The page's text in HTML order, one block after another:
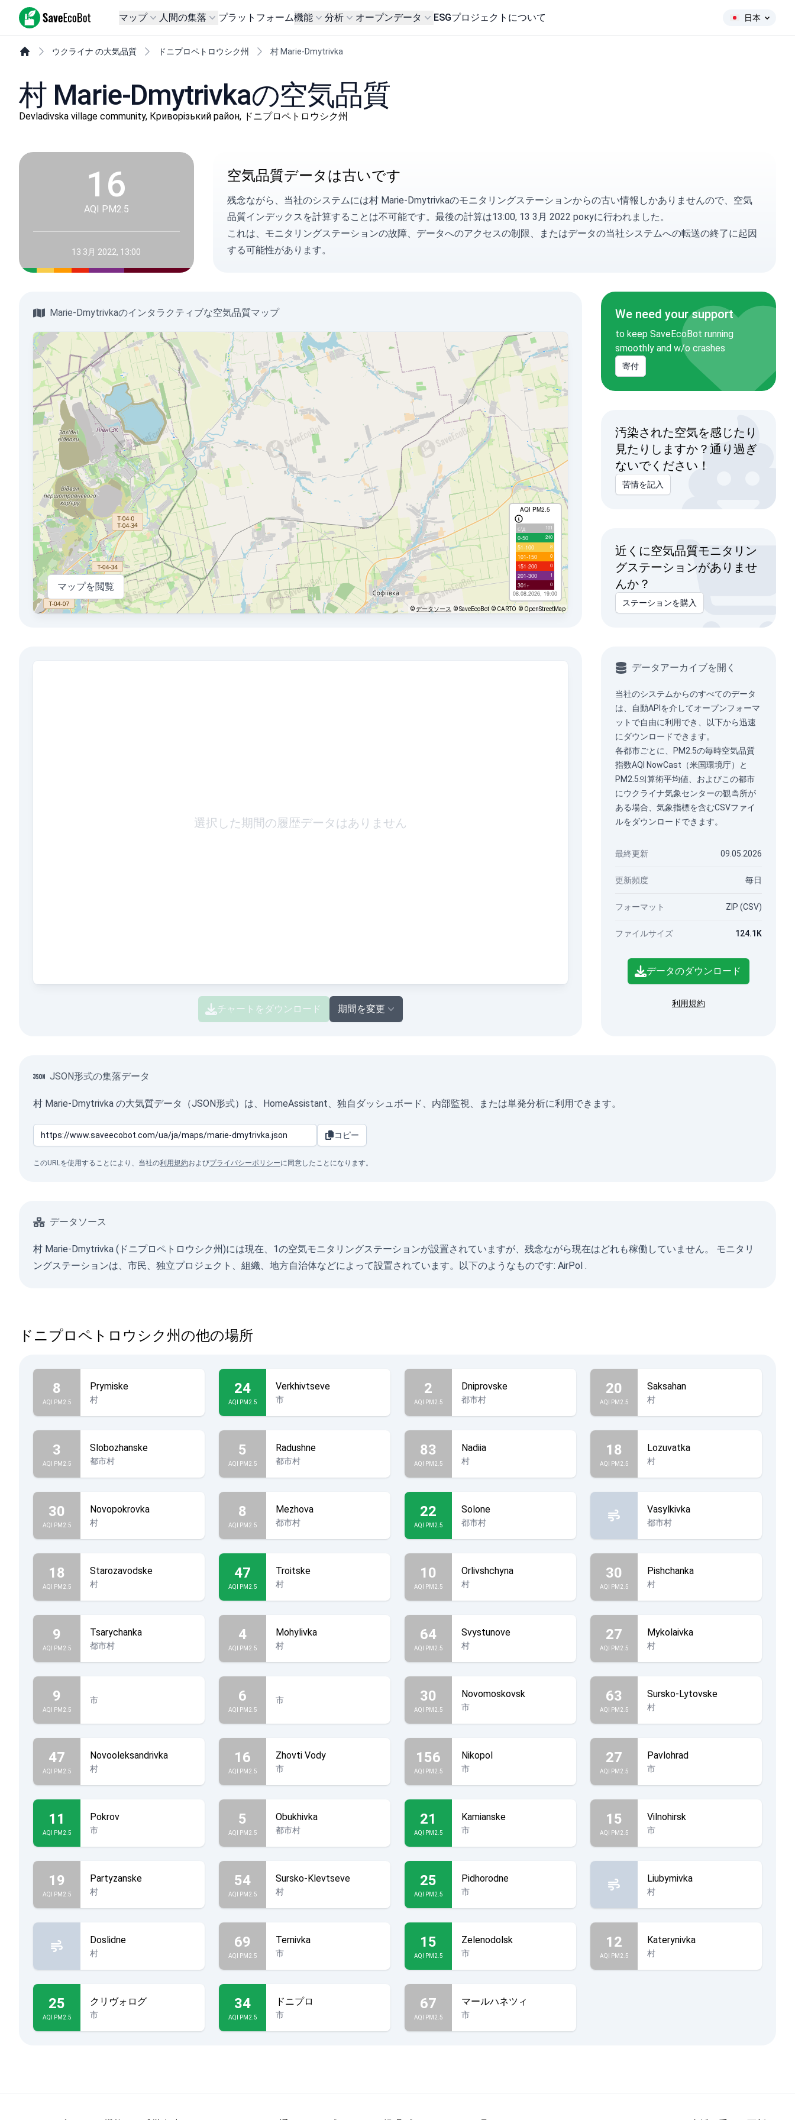
SaveEcoBot マップ 人間の集落 プラットフォーム機能 分析 オープンデータ ESGプロジェクトについて 日本
ウクライナ の大気品質 ドニプロペトロウシク州 村 Marie-Dmytrivka
村 Marie-Dmytrivkaの空気品質
Devladivska village community, Криворізький район, ドニプロペトロウシク州
16
AQI PM2.5
13 3月 2022, 13:00
空気品質データは古いです
残念ながら、当社のシステムには村 Marie-Dmytrivkaのモニタリングステーションからの古い情報しかありませんので、空気
品質インデックスを計算することは不可能です。最後の計算は13:00, 13 3月 2022 рокуに行われました。
これは、モニタリングステーションの故障、データへのアクセスの制限、またはデータの当社システムへの転送の終了に起因
する可能性があります。
Marie-Dmytrivkaのインタラクティブな空気品質マップ
AQI PM2.5
с/д 101
0-50 240
51-100 8
101-150 0
151-200 0
201-300 1
301+ 0
08.08.2026, 19:00
マップを閲覧
©データソース © SaveEcoBot © CARTO © OpenStreetMap
We need your support
to keep SaveEcoBot running
smoothly and w/o crashes
寄付
汚染された空気を感じたり
見たりしますか？通り過ぎ
ないでください！
苦情を記入
近くに空気品質モニタリン
グステーションがありませ
んか？
ステーションを購入
選択した期間の履歴データはありません
チャートをダウンロード 期間を変更
データアーカイブを開く
当社のシステムからのすべてのデータ
は、
自動API を介してオープンフォーマ
ットで自由に利用でき、以下から迅速
にダウンロードできます。
各都市ごとに、PM2.5の毎時空気品質
指数AQI NowCast（米国環境庁）と
PM2.5의算術平均値、およびこの都市
にウクライナ気象センターの観측所が
ある場合、気象指標を含むCSVファイ
ルをダウンロードできます。
最終更新 09.05.2026
更新頻度 毎日
フォーマット ZIP (CSV)
ファイルサイズ 124.1K
データのダウンロード
利用規約
JSON形式の集落データ
村 Marie-Dmytrivka の大気質データ（JSON形式）は、HomeAssistant、独自ダッシュボード、内部監視、または単発分析に利用できます。
コピー
このURLを使用することにより、当社の利用規約およびプライバシーポリシーに同意したことになります。
データソース
村 Marie-Dmytrivka (ドニプロペトロウシク州)には現在、1の空気モニタリングステーションが設置されていますが、残念ながら現在はどれも稼働していません。 モニタリ
ングステーションは、市民、独立プロジェクト、組織、地方自治体などによって設置されています。以下のようなものです: AirPol .
ドニプロペトロウシク州の他の場所
8
AQI PM2.5
Prymiske
村
24
AQI PM2.5
Verkhivtseve
市
2
AQI PM2.5
Dniprovske
都市村
20
AQI PM2.5
Saksahan
村
3
AQI PM2.5
Slobozhanske
都市村
5
AQI PM2.5
Radushne
都市村
83
AQI PM2.5
Nadiia
村
18
AQI PM2.5
Lozuvatka
村
30
AQI PM2.5
Novopokrovka
村
8
AQI PM2.5
Mezhova
都市村
22
AQI PM2.5
Solone
都市村
Vasylkivka
都市村
18
AQI PM2.5
Starozavodske
村
47
AQI PM2.5
Troitske
村
10
AQI PM2.5
Orlivshchyna
村
30
AQI PM2.5
Pishchanka
村
9
AQI PM2.5
Tsarychanka
都市村
4
AQI PM2.5
Mohylivka
村
64
AQI PM2.5
Svystunove
村
27
AQI PM2.5
Mykolaivka
村
9
AQI PM2.5
市 6
AQI PM2.5
市 30
AQI PM2.5
Novomoskovsk
市
63
AQI PM2.5
Sursko-Lytovske
村
47
AQI PM2.5
Novooleksandrivka
村
16
AQI PM2.5
Zhovti Vody
市
156
AQI PM2.5
Nikopol
市
27
AQI PM2.5
Pavlohrad
市
11
AQI PM2.5
Pokrov
市
5
AQI PM2.5
Obukhivka
都市村
21
AQI PM2.5
Kamianske
市
15
AQI PM2.5
Vilnohirsk
市
19
AQI PM2.5
Partyzanske
村
54
AQI PM2.5
Sursko-Klevtseve
村
25
AQI PM2.5
Pidhorodne
市
Liubymivka
村
Doslidne
村
69
AQI PM2.5
Ternivka
市
15
AQI PM2.5
Zelenodolsk
市
12
AQI PM2.5
Katerynivka
村
25
AQI PM2.5
クリヴォログ
市
34
AQI PM2.5
ドニプロ
市
67
AQI PM2.5
マールハネツィ
市